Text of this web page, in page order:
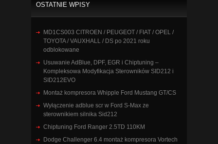
OSTATNIE WPISY
MD1CS003 CITROEN / PEUGEOT / FIAT / OPEL /
TOYOTA / VAUXHALL / DS po 2021 roku
odblokowane
Usuwanie AdBlue, DPF, EGR i Chiptuning –
Kompleksowa Modyfikacja Sterowników SID212 i
SID212EVO
Montaż kompresora Whipple Ford Mustang GT/CS
Wyłączenie adblue scr w Ford S-Max ze
sterownikiem silnika Sid212
Chiptuning Ford Ranger 2.5TD 110KM
Dodge Challenger 6.4 montaż kompresora Vortech